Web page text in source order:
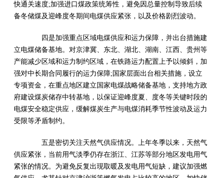
快通关速度;加强进口煤政策统筹性，避免因总量控制导致后续
备冬储煤及迎峰度冬期间电煤供应紧张，以及价格剧烈波动。
四是加强重点区域电煤供应和运力保障，并出台措施建
立电煤储备基地。对京津冀、东北、湖北、湖南、江西、贵州等
产能减少区域和运力制约区域，在铁路运力配置上予以倾斜，加
强对中长期合同履行的运力保障;国家层面出台相关措施，设立
专项资金，在重点地区建立国家电煤战略储备基地，支持地方政
府建设煤炭储存中转基地，以保证迎峰度夏、度冬等关键时段的
电煤安全稳定供应，缓解煤炭生产与电煤消耗季节性波动及运力
受限等矛盾制约。
五是密切关注天然气供应情况。上年冬季以来，天然气
供应紧张，当前用气淡季仍存在浙江、江苏等部分地区发电用气
紧张的情况。为避免反复出现取暖及发电用气短缺，建议加强燃